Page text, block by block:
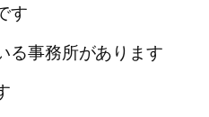
す
る事務所があります